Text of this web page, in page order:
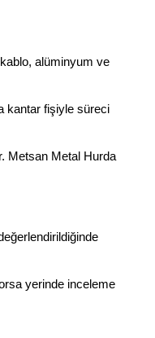
alüminyum ve
kantar fişiyle süreci
Metsan Metal Hurda
yerinde inceleme